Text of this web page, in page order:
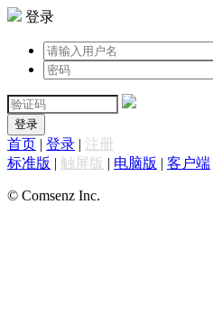
登录
登录
首页 | 登录 | 注册
标准版 | 触屏版 | 电脑版 | 客户端
© Comsenz Inc.